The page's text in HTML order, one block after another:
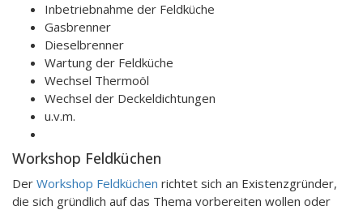
Inbetriebnahme der Feldküche
Gasbrenner
Dieselbrenner
Wartung der Feldküche
Wechsel Thermoöl
Wechsel der Deckeldichtungen
u.v.m.
Workshop Feldküchen
Der Workshop Feldküchen richtet sich an Existenzgründer,
die sich gründlich auf das Thema vorbereiten wollen oder